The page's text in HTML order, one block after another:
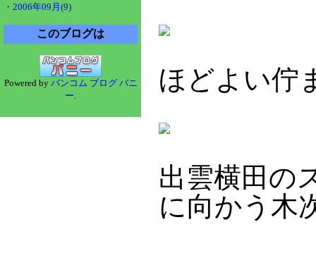
・2006年09月(9)
このブログは
Powered by バンコム ブログ バニ
ー.
ほどよい佇
出雲横田の
に向かう木